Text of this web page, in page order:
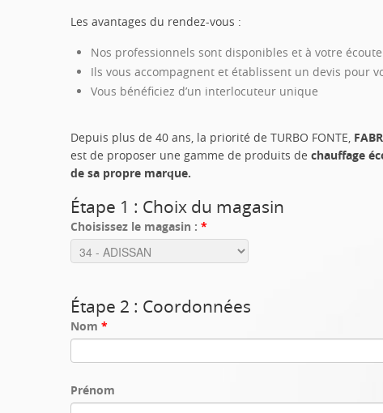
Les avantages du rendez-vous :
Nos professionnels sont disponibles et à votre écoute
Ils vous accompagnent et établissent un devis pour
Vous bénéficiez d’un interlocuteur unique
Depuis plus de 40 ans, la priorité de TURBO FONTE,
est de proposer une gamme de produits de chauffage
de sa propre marque.
Étape 1 : Choix du magasin
Choisissez le magasin : *
Étape 2 : Coordonnées
Nom *
Prénom